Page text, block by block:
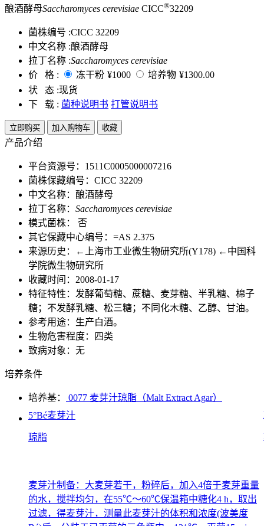
酿酒酵母Saccharomyces cerevisiae CICC®32209
菌株编号 :CICC 32209
中文名称 :酿酒酵母
拉丁名称 :Saccharomyces cerevisiae
价 格 :
冻干粉 ¥1000 培养物 ¥1300.00
状 态 :现货
下 载 : 菌种说明书 打管说明书
立即购买 加入购物车 收藏
产品介绍
平台资源号：1511C0005000007216
菌株保藏编号：CICC 32209
中文名称：酿酒酵母
拉丁名称： Saccharomyces cerevisiae
模式菌株： 否
其它保藏中心编号：=AS 2.375
来源历史：←上海市工业微生物研究所(Y178) ←中国科
学院微生物研究所
收藏时间：2008-01-17
特征特性：发酵葡萄糖、蔗糖、麦芽糖、半乳糖、棉子
糖；不发酵乳糖、松三糖；不同化木糖、乙醇、甘油。
参考用途：生产白酒。
生物危害程度：四类
致病对象：无
培养条件
培养基：
0077 麦芽汁琼脂（Malt Extract Agar）
5°Bé麦芽汁
琼脂
麦芽汁制备：大麦芽若干，粉碎后，加入4倍于麦芽重量
的水，搅拌均匀，在55℃～60℃保温箱中糖化4 h，取出
过滤，得麦芽汁，测量此麦芽汁的体积和浓度(波美度